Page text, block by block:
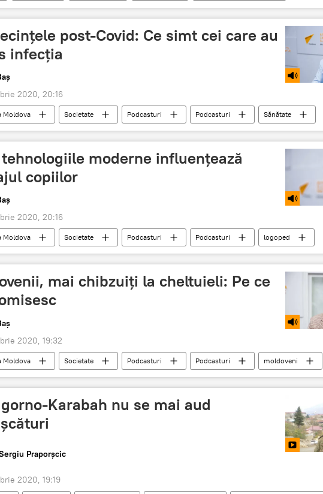
Apărării
REpublica Moldova
post-Covid: Ce simt cei care au
infecția
2020, 20:16
Moldova Societate Podcasturi Podcasturi
Sănătate
moderne influențează
copiilor
2020, 20:16
Moldova Societate Podcasturi Podcasturi
logoped
copii
mai chibzuiți la cheltuieli: Pe ce
2020, 19:32
Moldova Societate Podcasturi Podcasturi moldoveni
Karabah nu se mai aud
Praporșcic
2020, 19:19